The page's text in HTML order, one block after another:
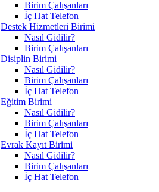
Birim Çalışanları
İç Hat Telefon
Destek Hizmetleri Birimi
Nasıl Gidilir?
Birim Çalışanları
Disiplin Birimi
Nasıl Gidilir?
Birim Çalışanları
İç Hat Telefon
Eğitim Birimi
Nasıl Gidilir?
Birim Çalışanları
İç Hat Telefon
Evrak Kayıt Birimi
Nasıl Gidilir?
Birim Çalışanları
İç Hat Telefon